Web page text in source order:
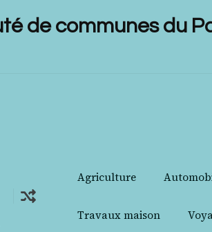
de communes du
Agriculture
Travaux maison